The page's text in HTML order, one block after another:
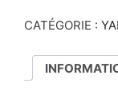
YZ
CATÉGORIE :